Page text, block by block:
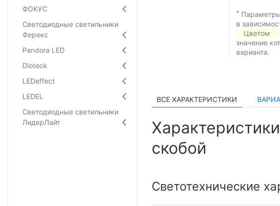
ФОКУС
Светодиодные светильники
Ферекс
Pandora LED
Dioteck
LEDeffect
LEDEL
Светодиодные светильники
ЛидерЛайт
*
в
Цветом
значение
варианта.
ВСЕ ХАРАКТЕРИСТИКИ
скобой
Светотехнические